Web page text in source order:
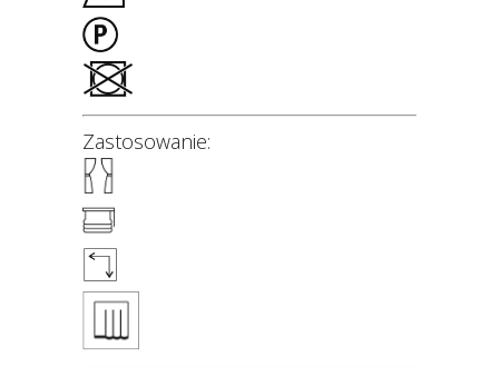
Zastosowanie: